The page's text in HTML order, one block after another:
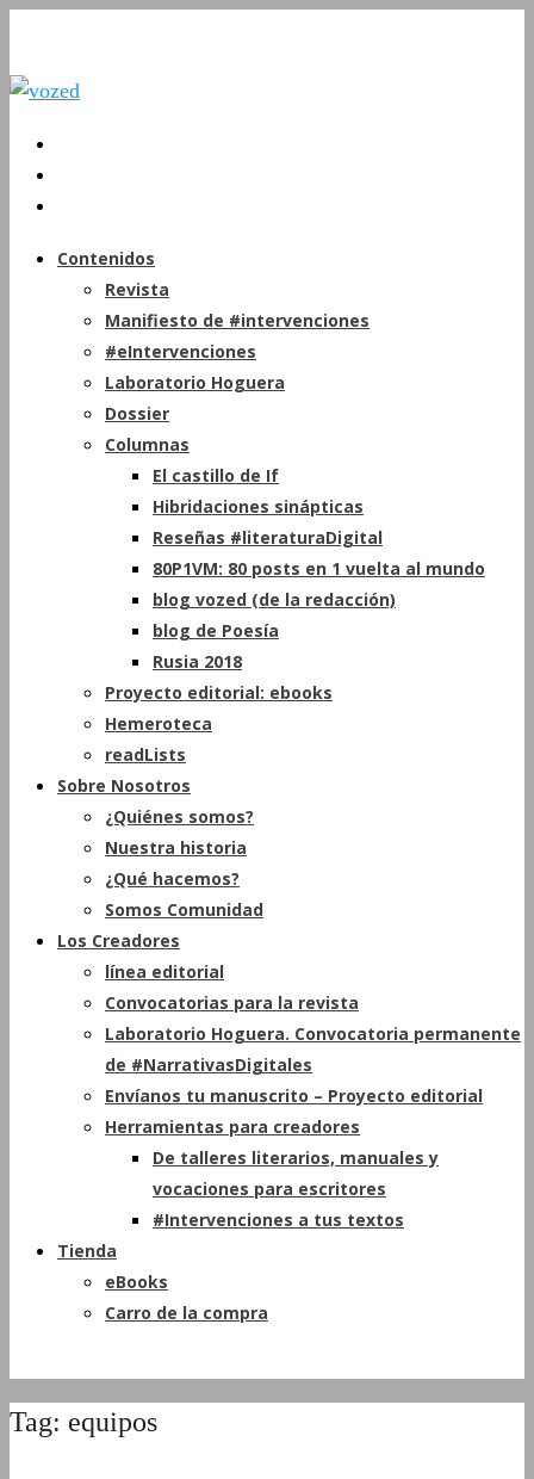
Contenidos
Revista
Manifiesto de #intervenciones
#eIntervenciones
Laboratorio Hoguera
Dossier
Columnas
El castillo de If
Hibridaciones sinápticas
Reseñas #literaturaDigital
80P1VM: 80 posts en 1 vuelta al mundo
blog vozed (de la redacción)
blog de Poesía
Rusia 2018
Proyecto editorial: ebooks
Hemeroteca
readLists
Sobre Nosotros
¿Quiénes somos?
Nuestra historia
¿Qué hacemos?
Somos Comunidad
Los Creadores
línea editorial
Convocatorias para la revista
Laboratorio Hoguera. Convocatoria permanente
de #NarrativasDigitales
Envíanos tu manuscrito – Proyecto editorial
Herramientas para creadores
De talleres literarios, manuales y
vocaciones para escritores
#Intervenciones a tus textos
Tienda
eBooks
Carro de la compra
Tag: equipos